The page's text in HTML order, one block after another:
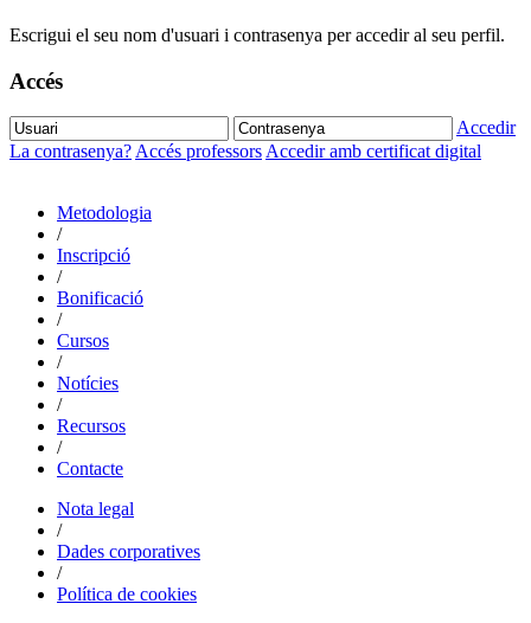
Escrigui el seu nom d'usuari i contrasenya per accedir al seu perfil.
Accés
Accedir
La contrasenya? Accés professors Accedir amb certificat digital
Metodologia
/
Inscripció
/
Bonificació
/
Cursos
/
Notícies
/
Recursos
/
Contacte
Nota legal
/
Dades corporatives
/
Política de cookies